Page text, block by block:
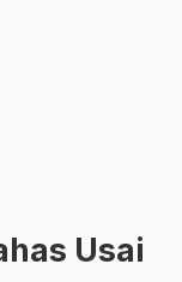
Usai